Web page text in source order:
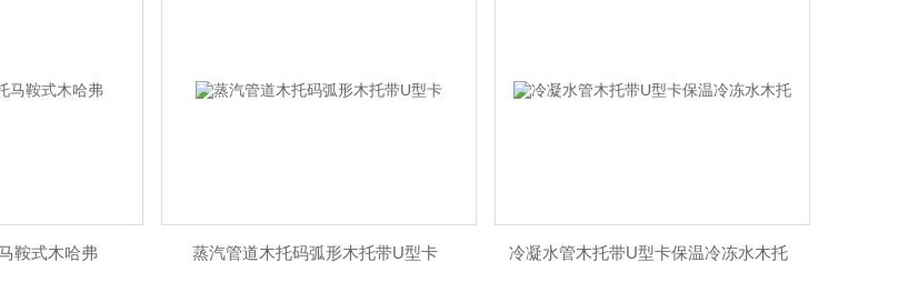
鞍式木哈弗 蒸汽管道木托码弧形木托带U型卡 冷凝水管木托带U型卡保温冷冻水木托